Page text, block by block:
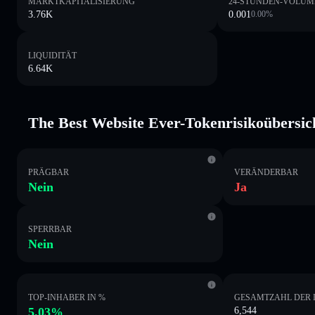
3.76K 0.0010.00%
LIQUIDITÄT
6.64K
The Best Website Ever-
PRÄGBAR
Nein
VERÄNDERBAR
Ja
SPERRBAR
Nein
TOP-INHABER IN %
5.03%
GESAMTZAHL DER
6,544